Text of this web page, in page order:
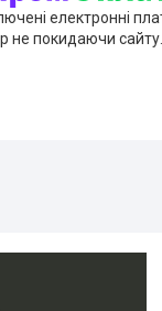
електронні
не покидаючи сайту.